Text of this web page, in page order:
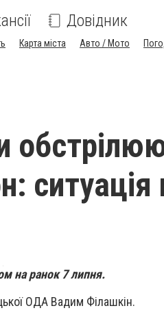
Довідник
Карта міста Авто / Мото
ситуація
на ранок 7 липня.
ОДА Вадим Філашкін.